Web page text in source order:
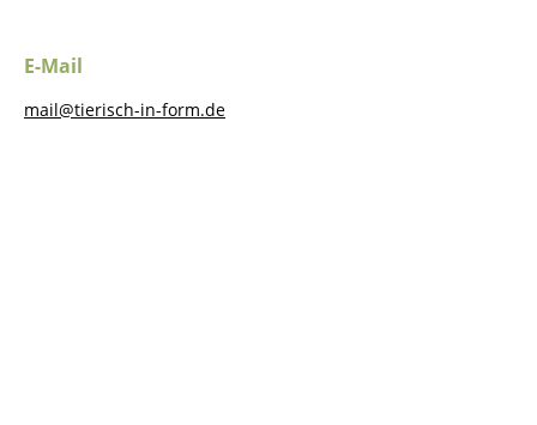
E-Mail
mail@tierisch-in-form.de